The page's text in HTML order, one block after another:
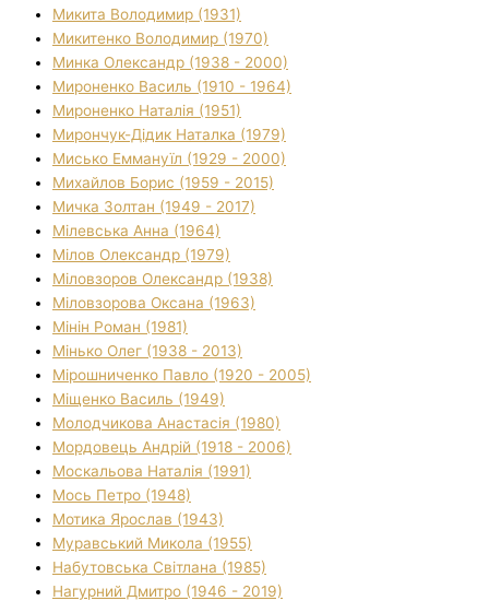
Микита Володимир (1931)
Микитенко Володимир (1970)
Минка Олександр (1938 - 2000)
Мироненко Василь (1910 - 1964)
Мироненко Наталія (1951)
Мирончук-Дідик Наталка (1979)
Мисько Еммануїл (1929 - 2000)
Михайлов Борис (1959 - 2015)
Мичка Золтан (1949 - 2017)
Мілевська Анна (1964)
Мілов Олександр (1979)
Міловзоров Олександр (1938)
Міловзорова Оксана (1963)
Мінін Роман (1981)
Мінько Олег (1938 - 2013)
Мірошниченко Павло (1920 - 2005)
Міщенко Василь (1949)
Молодчикова Анастасія (1980)
Мордовець Андрій (1918 - 2006)
Москальова Наталія (1991)
Мось Петро (1948)
Мотика Ярослав (1943)
Муравський Микола (1955)
Набутовська Світлана (1985)
Нагурний Дмитро (1946 - 2019)